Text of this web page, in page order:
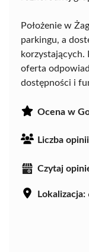
Położenie w
parkingu, a
korzystających.
oferta
dostępności i
Ocena w
Liczba
Czytaj
Lokalizacja: